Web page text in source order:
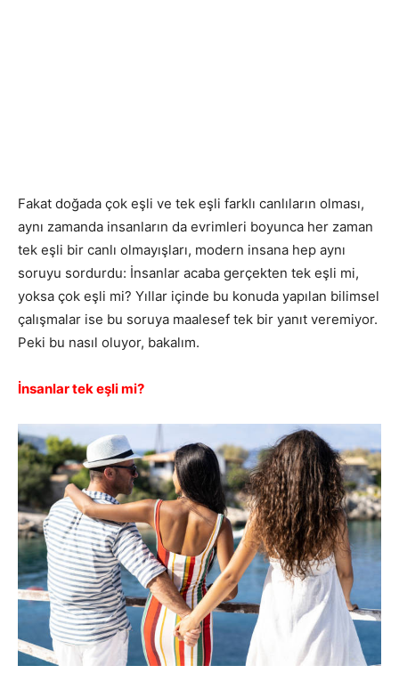
Fakat doğada çok eşli ve tek eşli farklı canlıların olması,
aynı zamanda insanların da evrimleri boyunca her zaman
tek eşli bir canlı olmayışları, modern insana hep aynı
soruyu sordurdu: İnsanlar acaba gerçekten tek eşli mi,
yoksa çok eşli mi? Yıllar içinde bu konuda yapılan bilimsel
çalışmalar ise bu soruya maalesef tek bir yanıt veremiyor.
Peki bu nasıl oluyor, bakalım.
İnsanlar tek eşli mi?